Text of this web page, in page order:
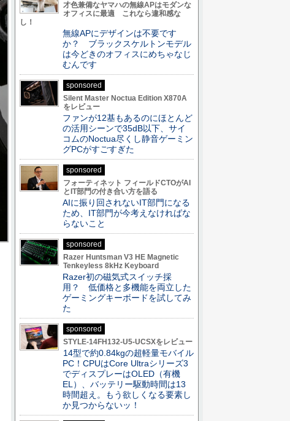
才色兼備なヤマハの無線APはモダンな
オフィスに最適 これなら違和感な
し！
無線APにデザインは不要です
か？ ブラックスケルトンモデル
は今どきのオフィスにめちゃなじ
むんです
sponsored
Silent Master Noctua Edition X870A
をレビュー
ファンが12基もあるのにほとんど
の活用シーンで35dB以下、サイ
コムのNoctua尽くし静音ゲーミン
グPCがすごすぎた
sponsored
フォーティネット フィールドCTOがAI
とIT部門の付き合い方を語る
AIに振り回されないIT部門になる
ため、IT部門が今考えなければな
らないこと
sponsored
Razer Huntsman V3 HE Magnetic
Tenkeyless 8kHz Keyboard
Razer初の磁気式スイッチ採
用？ 低価格と多機能を両立した
ゲーミングキーボードを試してみ
た
sponsored
STYLE-14FH132-U5-UCSXをレビュー
14型で約0.84kgの超軽量モバイル
PC！CPUはCore Ultraシリーズ3
でディスプレーはOLED（有機
EL）、バッテリー駆動時間は13
時間超え。もう欲しくなる要素し
か見つからないッ！